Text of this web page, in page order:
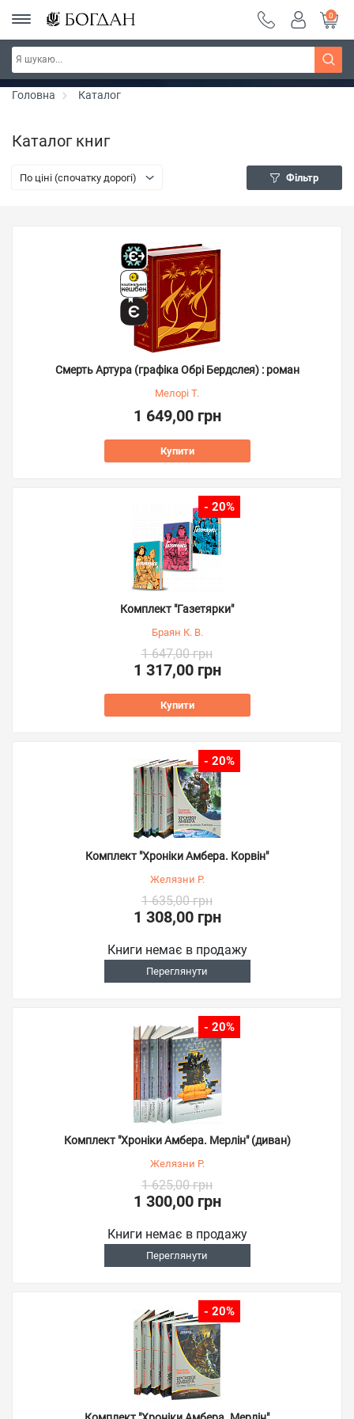
РОЗПРОДАЖ ~ 150 грн ~ 200 грн ~ 250 грн ~
300 грн ~ РОЗПРОДАЖ
Дізнатись більше
0
Головна Каталог
Каталог книг
По ціні (спочатку дорогі) Фільтр
Смерть Артура (графіка Обрі Бердслея) : роман
Мелорі Т.
1 649,00 грн
Купити
- 20%
Комплект "Газетярки"
Браян К. В.
1 647,00 грн
1 317,00 грн
Купити
- 20%
Комплект "Хроніки Амбера. Корвін"
Желязни Р.
1 635,00 грн
1 308,00 грн
Книги немає в продажу
Переглянути
- 20%
Комплект "Хроніки Амбера. Мерлін" (диван)
Желязни Р.
1 625,00 грн
1 300,00 грн
Книги немає в продажу
Переглянути
- 20%